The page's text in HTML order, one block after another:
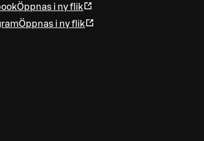
Öppnas i ny flik
Öppnas i ny flik